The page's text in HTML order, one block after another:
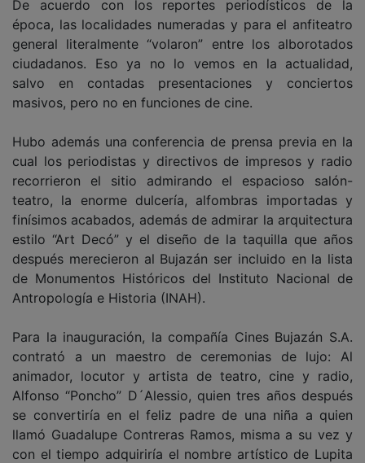
De acuerdo con los reportes periodísticos de la
época, las localidades numeradas y para el anfiteatro
general literalmente “volaron” entre los alborotados
ciudadanos. Eso ya no lo vemos en la actualidad,
salvo en contadas presentaciones y conciertos
masivos, pero no en funciones de cine.
Hubo además una conferencia de prensa previa en la
cual los periodistas y directivos de impresos y radio
recorrieron el sitio admirando el espacioso salón-
teatro, la enorme dulcería, alfombras importadas y
finísimos acabados, además de admirar la arquitectura
estilo “Art Decó” y el diseño de la taquilla que años
después merecieron al Bujazán ser incluido en la lista
de Monumentos Históricos del Instituto Nacional de
Antropología e Historia (INAH).
Para la inauguración, la compañía Cines Bujazán S.A.
contrató a un maestro de ceremonias de lujo: Al
animador, locutor y artista de teatro, cine y radio,
Alfonso “Poncho” D´Alessio, quien tres años después
se convertiría en el feliz padre de una niña a quien
llamó Guadalupe Contreras Ramos, misma a su vez y
con el tiempo adquiriría el nombre artístico de Lupita